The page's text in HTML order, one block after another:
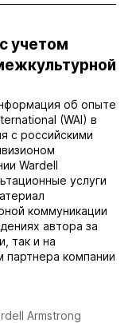
учетом
об опыте
(WAI) в
с российскими
Wardell
услуги
коммуникации
автора за
так и на
компании
Armstrong